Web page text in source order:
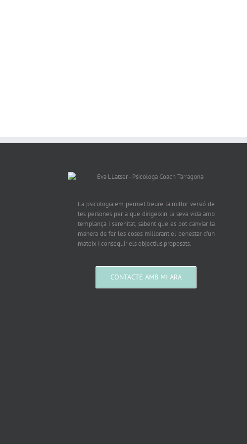
La psicologia em permet treure la millor versió de
les persones per a que dirigeixin la seva vida amb
templança i serenitat, sabent que es pot canviar la
manera de fer les coses millorant el benestar d’un
mateix i conseguir els objectius proposats.
CONTACTE AMB MI ARA